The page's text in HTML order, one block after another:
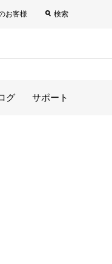
お客様 検索
グ サポート